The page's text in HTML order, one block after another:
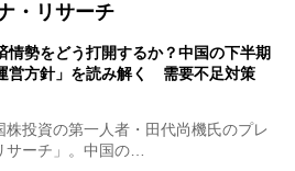
・リサーチ
情勢をどう打開するか？中国の下半期
営方針」を読み解く 需要不足対策
投資の第一人者・田代尚機氏のプレ
サーチ」。中国の…